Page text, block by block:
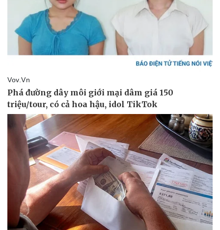
Pháp luật
Vụ án
Tin nóng
Tư vấn luật
Vũ khí
Việt Nam
Phân tích